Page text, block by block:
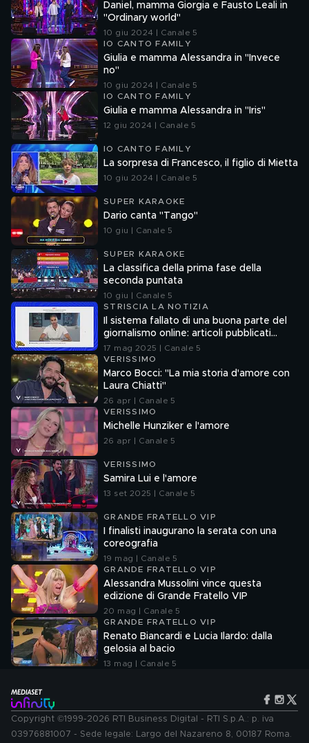
Daniel, mamma Giorgia e Fausto Leali in
"Ordinary world"
10 giu 2024 | Canale 5
IO CANTO FAMILY
Giulia e mamma Alessandra in "Invece
no"
10 giu 2024 | Canale 5
IO CANTO FAMILY
Giulia e mamma Alessandra in "Iris"
12 giu 2024 | Canale 5
IO CANTO FAMILY
La sorpresa di Francesco, il figlio di Mietta
10 giu 2024 | Canale 5
SUPER KARAOKE
Dario canta "Tango"
10 giu | Canale 5
SUPER KARAOKE
La classifica della prima fase della
seconda puntata
10 giu | Canale 5
STRISCIA LA NOTIZIA
Il sistema fallato di una buona parte del
giornalismo online: articoli pubblicati
senza la verifica delle fonti
17 mag 2025 | Canale 5
VERISSIMO
Marco Bocci: "La mia storia d'amore con
Laura Chiatti"
26 apr | Canale 5
VERISSIMO
Michelle Hunziker e l'amore
26 apr | Canale 5
VERISSIMO
Samira Lui e l'amore
13 set 2025 | Canale 5
GRANDE FRATELLO VIP
I finalisti inaugurano la serata con una
coreografia
19 mag | Canale 5
GRANDE FRATELLO VIP
Alessandra Mussolini vince questa
edizione di Grande Fratello VIP
20 mag | Canale 5
GRANDE FRATELLO VIP
Renato Biancardi e Lucia Ilardo: dalla
gelosia al bacio
13 mag | Canale 5
Copyright ©1999-2026 RTI Business Digital - RTI S.p.A.: p. iva
03976881007 - Sede legale: Largo del Nazareno 8, 00187 Roma.